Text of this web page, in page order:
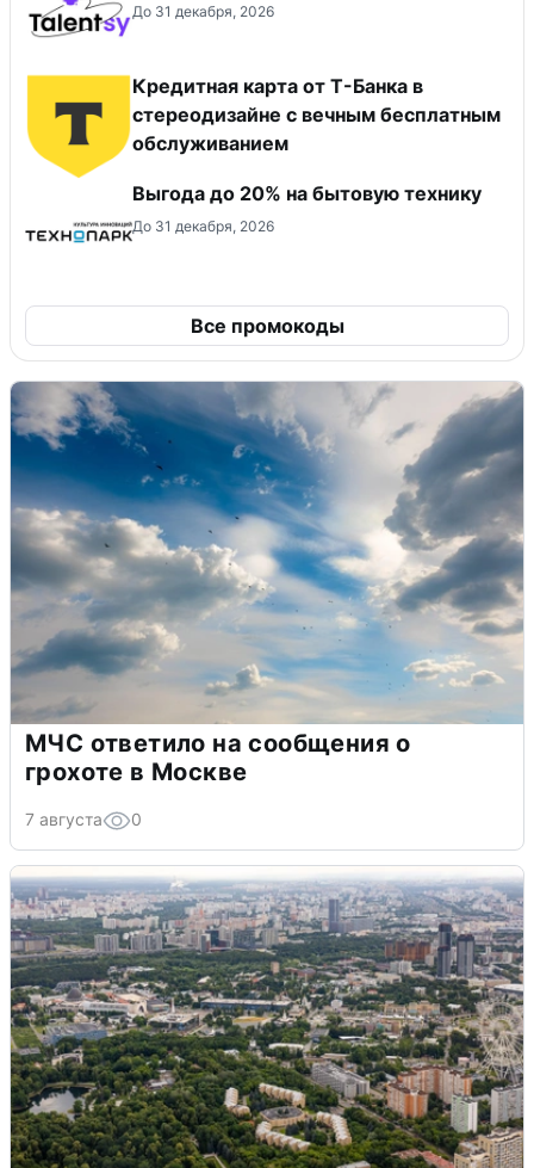
До 31 декабря, 2026
Кредитная карта от Т-Банка в
стереодизайне с вечным бесплатным
обслуживанием
Выгода до 20% на бытовую технику
До 31 декабря, 2026
Все промокоды
МЧС ответило на сообщения о
грохоте в Москве
7 августа 0